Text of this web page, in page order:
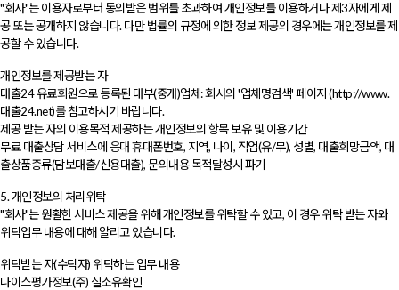
"회사"는 이용자로부터 동의받은 범위를 초과하여 개인정보를 이용하거나 제3자에게 제
공 또는 공개하지 않습니다. 다만 법률의 규정에 의한 정보 제공의 경우에는 개인정보를 제
공할 수 있습니다.
개인정보를 제공받는 자
대출24 유료회원으로 등록된 대부(중개)업체: 회사의 '업체명검색' 페이지 (http://www.
대출24.net)를 참고하시기 바랍니다.
제공 받는 자의 이용목적 제공하는 개인정보의 항목 보유 및 이용기간
무료 대출상담 서비스에 응대 휴대폰번호, 지역, 나이, 직업(유/무), 성별, 대출희망금액, 대
출상품종류(담보대출/신용대출), 문의내용 목적달성시 파기
5. 개인정보의 처리위탁
"회사"는 원활한 서비스 제공을 위해 개인정보를 위탁할 수 있고, 이 경우 위탁 받는 자와
위탁업무 내용에 대해 알리고 있습니다.
위탁받는 자(수탁자) 위탁하는 업무 내용
나이스평가정보(주) 실소유확인